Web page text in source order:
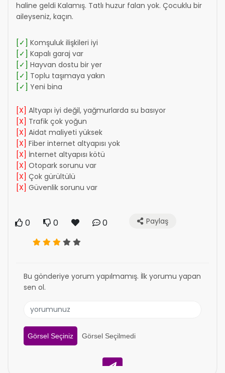
haline geldi Kalamış. Tatlı huzur falan yok. Çocuklu bir
aileyseniz, kaçın.
[✓] Komşuluk ilişkileri iyi
[✓] Kapalı garaj var
[✓] Hayvan dostu bir yer
[✓] Toplu taşımaya yakın
[✓] Yeni bina
[X] Altyapı iyi değil, yağmurlarda su basıyor
[X] Trafik çok yoğun
[X] Aidat maliyeti yüksek
[X] Fiber internet altyapısı yok
[X] İnternet altyapısı kötü
[X] Otopark sorunu var
[X] Çok gürültülü
[X] Güvenlik sorunu var
0 0 0 Paylaş
Bu gönderiye yorum yapılmamış. İlk yorumu yapan
sen ol.
Görsel Seçiniz Görsel Seçilmedi